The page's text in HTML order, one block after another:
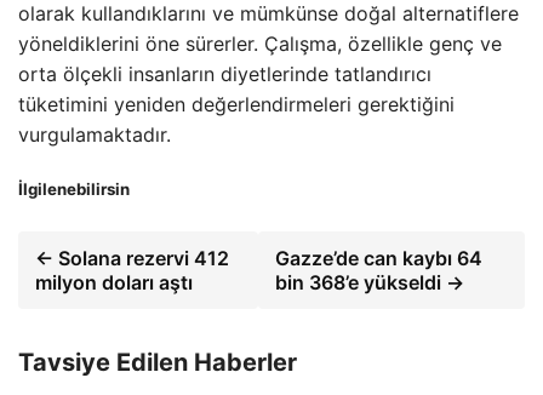
olarak kullandıklarını ve mümkünse doğal alternatiflere
yöneldiklerini öne sürerler. Çalışma, özellikle genç ve
orta ölçekli insanların diyetlerinde tatlandırıcı
tüketimini yeniden değerlendirmeleri gerektiğini
vurgulamaktadır.
İlgilenebilirsin
← Solana rezervi 412
milyon doları aştı
Gazze’de can kaybı 64
bin 368’e yükseldi →
Tavsiye Edilen Haberler